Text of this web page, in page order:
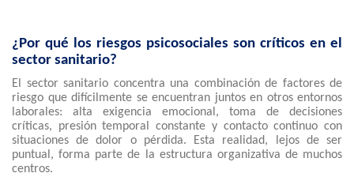
¿Por qué los riesgos psicosociales son críticos en el
sector sanitario?
El sector sanitario concentra una combinación de factores de
riesgo que difícilmente se encuentran juntos en otros entornos
laborales: alta exigencia emocional, toma de decisiones
críticas, presión temporal constante y contacto continuo con
situaciones de dolor o pérdida. Esta realidad, lejos de ser
puntual, forma parte de la estructura organizativa de muchos
centros.